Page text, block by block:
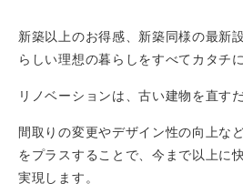
新築以上のお得感、新築同様の最新
らしい理想の暮らしをすべてカタチに
リノベーションは、古い建物を直す
間取りの変更やデザイン性の向上な
をプラスすることで、今まで以上に
実現します。